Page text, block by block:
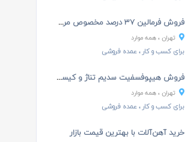
فروش فرمالین 37 درصد مخصوص مرغداری
تهران، همه موارد
برای کسب و کار، عمده فروشی
فروش هیپوفسفیت سدیم تناژ و کیسه ای
تهران، همه موارد
برای کسب و کار، عمده فروشی
خرید آهن‌آلات با بهترین قیمت بازار